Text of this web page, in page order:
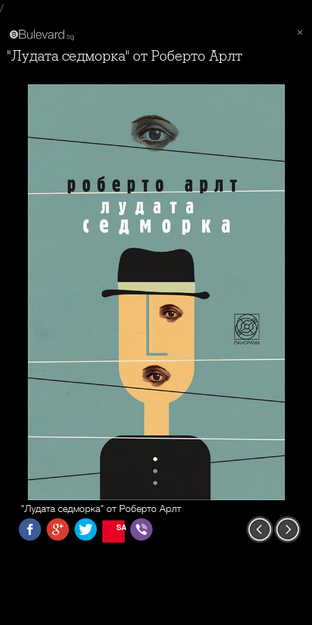
/
"Лудата седморка" от Роберто Арлт
"Лудата седморка" от Роберто Арлт
SAVE